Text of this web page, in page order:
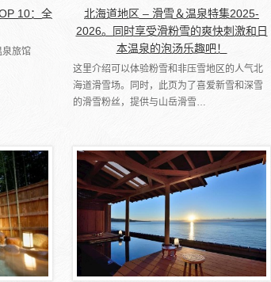
10：全
旅馆
北海道地区 – 滑雪＆温泉特集2025-
2026。同时享受滑粉雪的爽快刺激和日
本温泉的泡汤乐趣吧！
这里介绍可以体验粉雪和非压雪地区的人气北
海道滑雪场。同时，此页为了喜爱新雪和深雪
的滑雪粉丝，提供与山岳滑雪…